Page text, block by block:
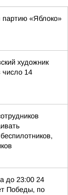
партию «Яблоко»
художник
14
до 23:00 24
Победы, по